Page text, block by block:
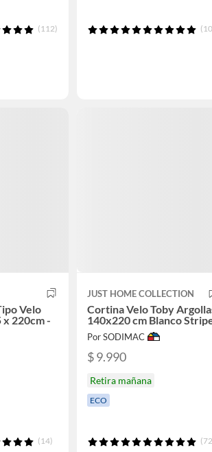
(112)
Velo
x 220cm -
(14)
JUST HOME COLLECTION
Cortina Velo Toby
140x220 cm Blanco
Por SODIMAC
$ 9.990
Retira mañana
ECO